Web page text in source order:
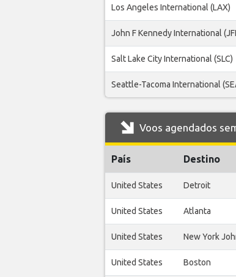
Los Angeles International (LAX)
John F Kennedy International
Salt Lake City International (SLC)
Seattle-Tacoma International
Voos agendados
País Destino
United States Detroit
United States Atlanta
United States New York
United States Boston